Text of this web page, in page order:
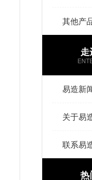
其他产
易造新
关于易
联系易
热